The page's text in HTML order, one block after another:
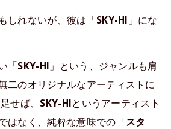
しれないが、彼は「SKY-HI 」にな
「SKY-HI 」という、ジャンルも肩
二のオリジナルなアーティストに
せば、 SKY-HIというアーティスト
はなく、純粋な意味での「スタ